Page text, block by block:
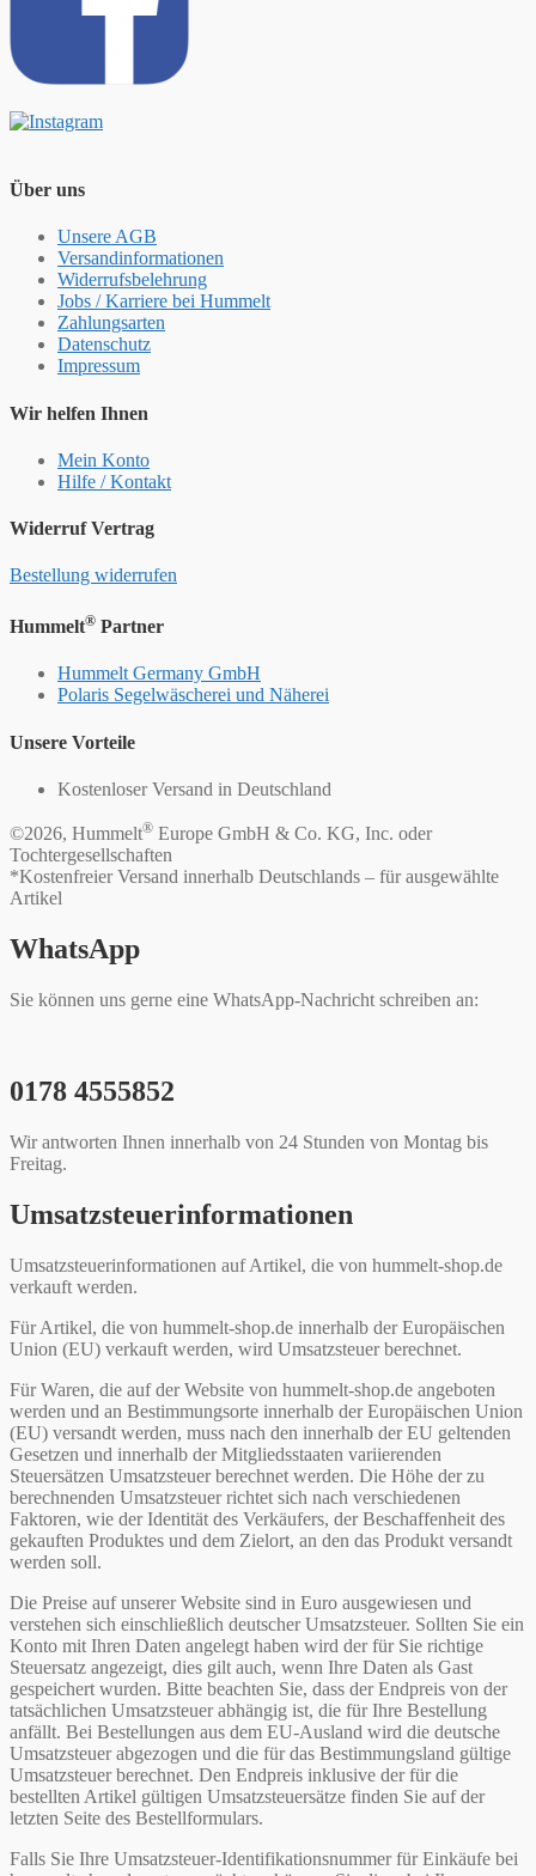
Über uns
Unsere AGB
Versandinformationen
Widerrufsbelehrung
Jobs / Karriere bei Hummelt
Zahlungsarten
Datenschutz
Impressum
Wir helfen Ihnen
Mein Konto
Hilfe / Kontakt
Widerruf Vertrag
Bestellung widerrufen
Hummelt® Partner
Hummelt Germany GmbH
Polaris Segelwäscherei und Näherei
Unsere Vorteile
Kostenloser Versand in Deutschland
©2026, Hummelt® Europe GmbH & Co. KG, Inc. oder
Tochtergesellschaften
*Kostenfreier Versand innerhalb Deutschlands – für ausgewählte
Artikel
WhatsApp
Sie können uns gerne eine WhatsApp-Nachricht schreiben an:
0178 4555852
Wir antworten Ihnen innerhalb von 24 Stunden von Montag bis
Freitag.
Umsatzsteuerinformationen
Umsatzsteuerinformationen auf Artikel, die von hummelt-shop.de
verkauft werden.
Für Artikel, die von hummelt-shop.de innerhalb der Europäischen
Union (EU) verkauft werden, wird Umsatzsteuer berechnet.
Für Waren, die auf der Website von hummelt-shop.de angeboten
werden und an Bestimmungsorte innerhalb der Europäischen Union
(EU) versandt werden, muss nach den innerhalb der EU geltenden
Gesetzen und innerhalb der Mitgliedsstaaten variierenden
Steuersätzen Umsatzsteuer berechnet werden. Die Höhe der zu
berechnenden Umsatzsteuer richtet sich nach verschiedenen
Faktoren, wie der Identität des Verkäufers, der Beschaffenheit des
gekauften Produktes und dem Zielort, an den das Produkt versandt
werden soll.
Die Preise auf unserer Website sind in Euro ausgewiesen und
verstehen sich einschließlich deutscher Umsatzsteuer. Sollten Sie ein
Konto mit Ihren Daten angelegt haben wird der für Sie richtige
Steuersatz angezeigt, dies gilt auch, wenn Ihre Daten als Gast
gespeichert wurden. Bitte beachten Sie, dass der Endpreis von der
tatsächlichen Umsatzsteuer abhängig ist, die für Ihre Bestellung
anfällt. Bei Bestellungen aus dem EU-Ausland wird die deutsche
Umsatzsteuer abgezogen und die für das Bestimmungsland gültige
Umsatzsteuer berechnet. Den Endpreis inklusive der für die
bestellten Artikel gültigen Umsatzsteuersätze finden Sie auf der
letzten Seite des Bestellformulars.
Falls Sie Ihre Umsatzsteuer-Identifikationsnummer für Einkäufe bei